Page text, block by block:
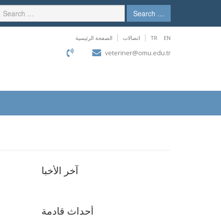
Search …
الصفحة الرئيسية اتصالات TR EN
veteriner@omu.edu.tr
آخر الأخبا
أحداث قادمة